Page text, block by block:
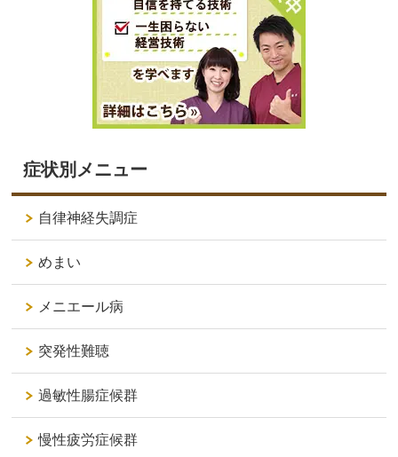
症状別メニュー
自律神経失調症
めまい
メニエール病
突発性難聴
過敏性腸症候群
慢性疲労症候群